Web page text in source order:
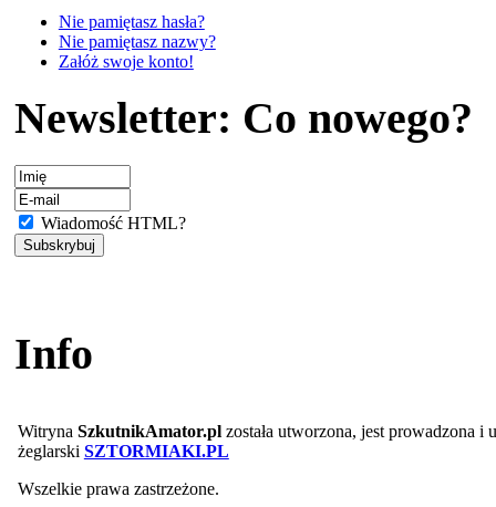
Nie pamiętasz hasła?
Nie pamiętasz nazwy?
Załóż swoje konto!
Newsletter: Co nowego?
Wiadomość HTML?
Info
Witryna SzkutnikAmator.plzostała utworzona, jest prowadzona i
żeglarski SZTORMIAKI.PL
Wszelkie prawa zastrzeżone.